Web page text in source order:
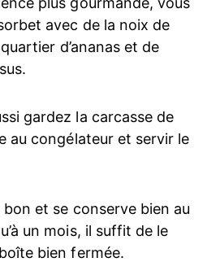
avec de la noix de
d’ananas et de
gardez la carcasse de
au congélateur et servir le
et se conserve bien au
un mois, il suffit de le
bien fermée.